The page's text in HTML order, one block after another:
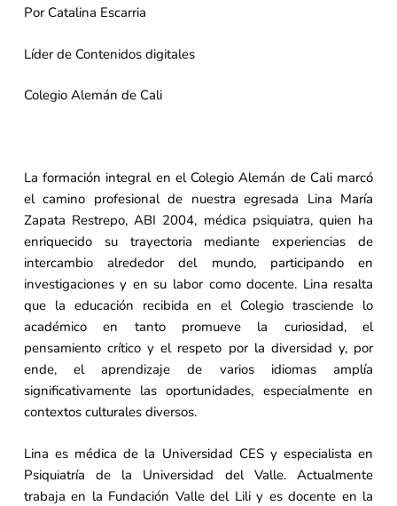
Por Catalina Escarria
Líder de Contenidos digitales
Colegio Alemán de Cali
La formación integral en el Colegio Alemán de Cali marcó
el camino profesional de nuestra egresada Lina María
Zapata Restrepo, ABI 2004, médica psiquiatra, quien ha
enriquecido su trayectoria mediante experiencias de
intercambio alrededor del mundo, participando en
investigaciones y en su labor como docente. Lina resalta
que la educación recibida en el Colegio trasciende lo
académico en tanto promueve la curiosidad, el
pensamiento crítico y el respeto por la diversidad y, por
ende, el aprendizaje de varios idiomas amplía
significativamente las oportunidades, especialmente en
contextos culturales diversos.
Lina es médica de la Universidad CES y especialista en
Psiquiatría de la Universidad del Valle. Actualmente
trabaja en la Fundación Valle del Lili y es docente en la